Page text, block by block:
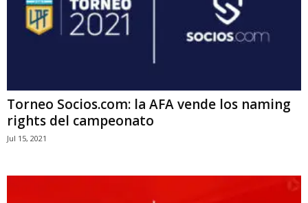
Torneo Socios.com: la AFA vende los naming
rights del campeonato
Jul 15, 2021